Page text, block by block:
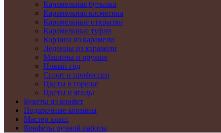
Карамельная бутылка
Карамельная косметика
Карамельные открытки
Карамельные туфли
Корзина из карамели
Леденцы из карамели
Машины и оружие
Новый год
Спорт и профессии
Цветы в горшке
Цветы и ягоды
Букеты из конфет
Подарочные корзины
Мастер класс
Конфеты ручной работы